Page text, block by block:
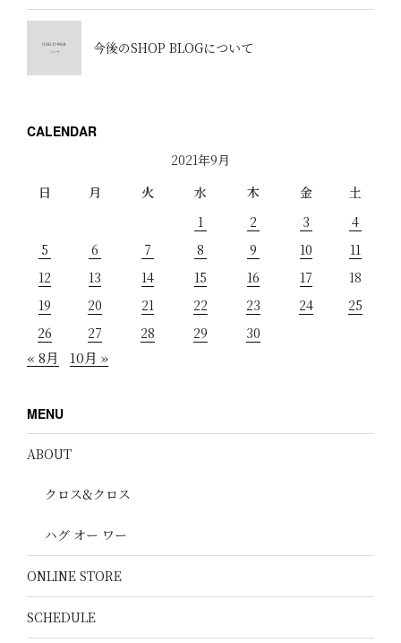
今後のSHOP BLOGについて
CALENDAR
2021年9月
日
月 火 水 木 金
土
1
2 3
4
5
6 7 8 9 10
11
12
13 14 15 16 17
18
19
20 21 22 23 24
25
26
27 28 29 30
« 8月 10月 »
MENU
ABOUT
クロス&クロス
ハグ オー ワー
ONLINE STORE
SCHEDULE